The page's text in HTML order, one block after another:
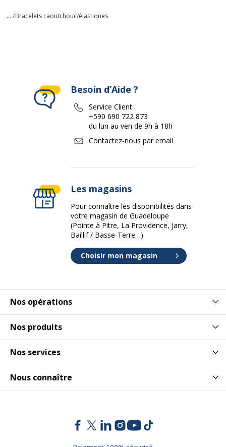
... /Bracelets caoutchouc/élastiques
Nos opérations
Nos produits
Nos services
Nous connaître
Besoin d’Aide ?
Service Client :
+590 690 722 873
du lun au ven de 9h à 18h
Contactez-nous par email
Les magasins
Pour connaître les disponibilités dans
votre magasin de Guadeloupe
(Pointe à Pitre, La Providence, Jarry,
Baillif / Basse-Terre…)
Choisir mon magasin